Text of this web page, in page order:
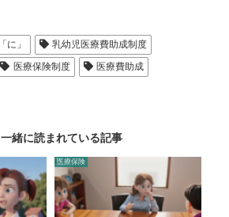
「に」
乳幼児医療費助成制度
医療保険制度
医療費助成
一緒に読まれている記事
医療保険